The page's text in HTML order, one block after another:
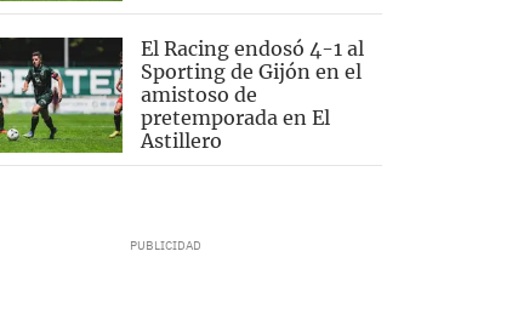
El Racing endosó 4-1 al
Sporting de Gijón en el
amistoso de
pretemporada en El
Astillero